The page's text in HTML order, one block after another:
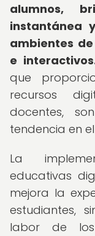
alumnos,
instantánea
ambientes
e
que
recursos
docentes,
tendencia en
La
educativas
mejora la
estudiantes,
labor de los